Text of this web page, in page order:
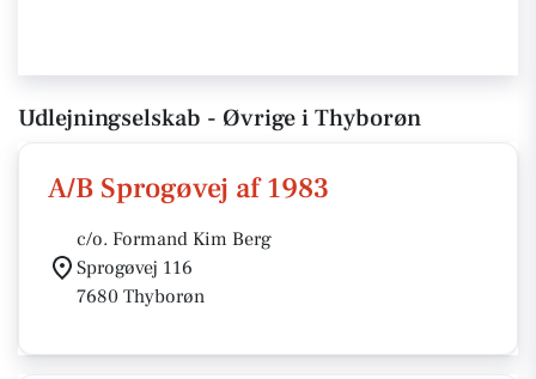
Udlejningselskab - Øvrige i Thyborøn
A/B Sprogøvej af 1983
c/o. Formand Kim Berg
Sprogøvej 116
7680 Thyborøn